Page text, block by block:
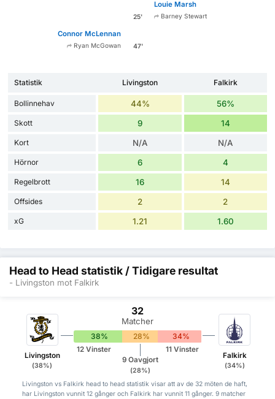
25'
Louie Marsh
Barney Stewart
Connor McLennan
Ryan McGowan 47'
Statistik Livingston Falkirk
Bollinnehav 44% 56%
Skott 9 14
Kort N/A N/A
Hörnor 6 4
Regelbrott 16 14
Offsides 2 2
xG 1.21 1.60
Head to Head statistik / Tidigare resultat
- Livingston mot Falkirk
Livingston
(38%)
32
Matcher
38% 28% 34%
12 Vinster
9 Oavgjort
(28%)
11 Vinster
Falkirk
(34%)
Livingston vs Falkirk head to head statistik visar att av de 32 möten de haft,
har Livingston vunnit 12 gånger och Falkirk har vunnit 11 gånger. 9 matcher